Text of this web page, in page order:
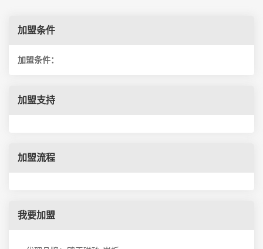
加盟条件
加盟条件：
加盟支持
加盟流程
我要加盟